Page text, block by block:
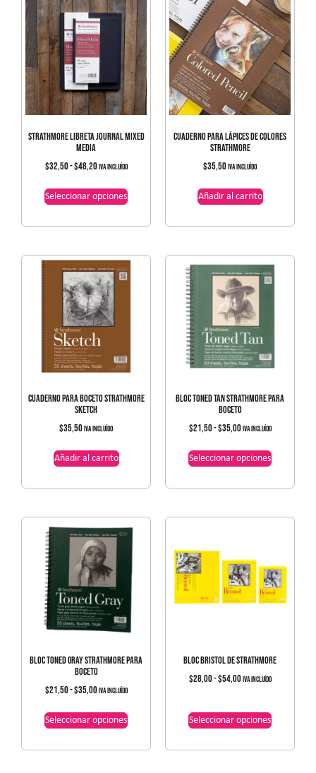
STRATHMORE LIBRETA JOURNAL MIXED
MEDIA
$32,50-$48,20IVA incluído
Seleccionar opciones
CUADERNO PARA LÁPICES DE COLORES
STRATHMORE
$35,50IVA incluído
Añadir al carrito
CUADERNO PARA BOCETO STRATHMORE
SKETCH
$35,50IVA incluído
Añadir al carrito
BLOC TONED TAN STRATHMORE PARA
BOCETO
$21,50-$35,00IVA incluído
Seleccionar opciones
BLOC TONED GRAY STRATHMORE PARA
BOCETO
$21,50-$35,00IVA incluído
Seleccionar opciones
BLOC BRISTOL DE STRATHMORE
$28,00-$54,00IVA incluído
Seleccionar opciones